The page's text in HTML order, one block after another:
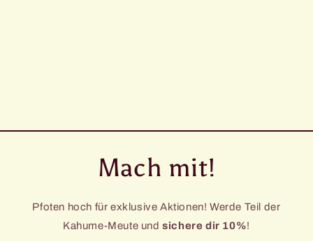
Mach mit!
Pfoten hoch für exklusive Aktionen! Werde Teil der
Kahume-Meute undsichere dir 10%!